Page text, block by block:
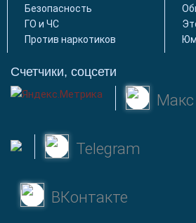
Безопасность
ГО и ЧС
Против наркотиков
Счетчики, соцсети
Макс
Telegram
ВКонтакте